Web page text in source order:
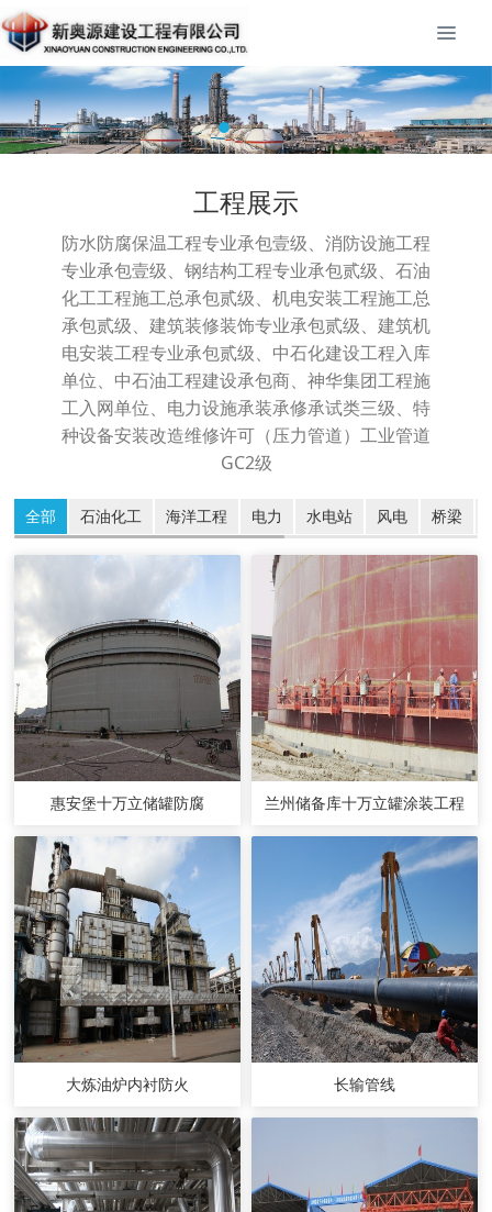
工程展示
防水防腐保温工程专业承包壹级、消防设施工程
专业承包壹级、钢结构工程专业承包贰级、石油
化工工程施工总承包贰级、机电安装工程施工总
承包贰级、建筑装修装饰专业承包贰级、建筑机
电安装工程专业承包贰级、中石化建设工程入库
单位、中石油工程建设承包商、神华集团工程施
工入网单位、电力设施承装承修承试类三级、特
种设备安装改造维修许可（压力管道）工业管道
GC2级
全部 石油化工 海洋工程 电力 水电站 风电 桥梁
惠安堡十万立储罐防腐 兰州储备库十万立罐涂装工程
大炼油炉内衬防火 长输管线